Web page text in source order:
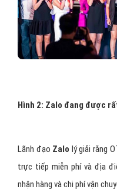
Hình 2: Zalo đang được
Lãnh đạo Zalo lý giải rằng
trực tiếp miễn phí và địa
nhận hàng và chi phí vận